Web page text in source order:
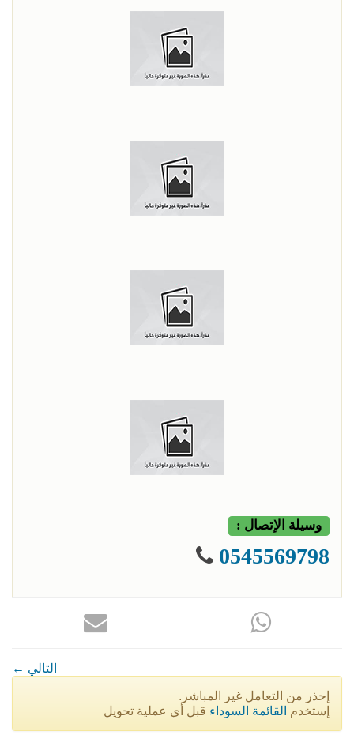
وسيلة الإتصال :
0545569798
← التالي
إحذر من التعامل غير المباشر.
إستخدم القائمة السوداء قبل أي عملية تحويل